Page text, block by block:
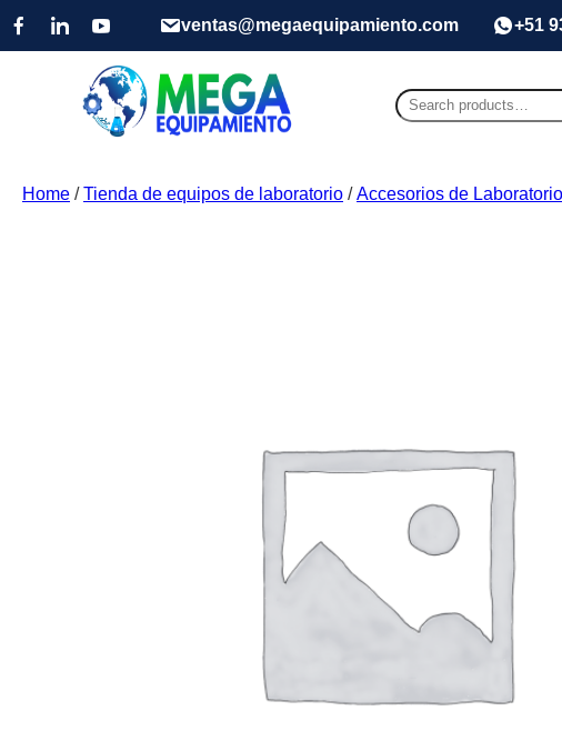
ventas@megaequipamiento.com +51
Search
for:
Home /Tienda de equipos de laboratorio /Accesorios de Laboratorio